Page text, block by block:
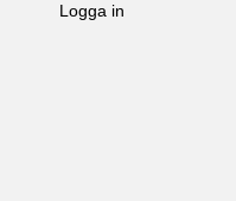
Logga in